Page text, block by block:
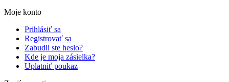
Moje konto
Prihlásiť sa
Registrovať sa
Zabudli ste heslo?
Kde je moja zásielka?
Uplatniť poukaz